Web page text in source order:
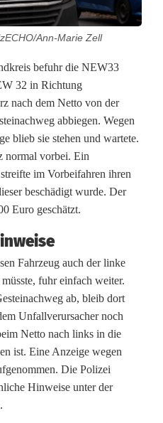
Ann-Marie Zell
befuhr die NEW33
32 in Richtung
nach dem Netto von der
abbiegen. Wegen
blieb sie stehen und wartete.
normal vorbei. Ein
im Vorbeifahren ihren
beschädigt wurde. Der
Euro geschätzt.
Fahrzeug auch der linke
fuhr einfach weiter.
ab, bleib dort
Unfallverursacher noch
Netto nach links in die
ist. Eine Anzeige wegen
Die Polizei
Hinweise unter der